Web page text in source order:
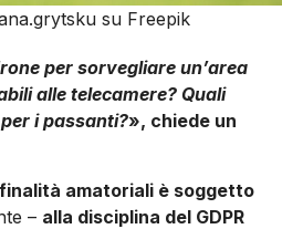
su Freepik
per sorvegliare un’area
alle telecamere? Quali
i passanti?», chiede un
finalità amatoriali è sog­getto
– alla discipli­na del GDPR